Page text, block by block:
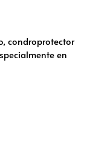
condroprotector
en